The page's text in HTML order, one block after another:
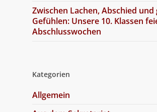
Zwischen Lachen, Abschied
Gefühlen: Unsere 10. Klassen
Abschlusswochen
Kategorien
Allgemein